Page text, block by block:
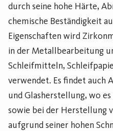
durch seine hohe Härte,
chemische Beständigkeit
Eigenschaften wird
in der Metallbearbeitung
Schleifmitteln,
verwendet. Es findet auch
und Glasherstellung, wo
sowie bei der Herstellung
aufgrund seiner hohen